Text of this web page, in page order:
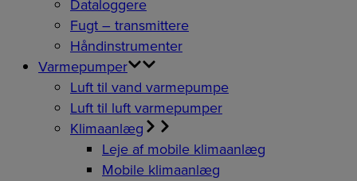
Dataloggere
Fugt – transmittere
Håndinstrumenter
Varmepumper
Luft til vand varmepumpe
Luft til luft varmepumper
Klimaanlæg
Leje af mobile klimaanlæg
Mobile klimaanlæg